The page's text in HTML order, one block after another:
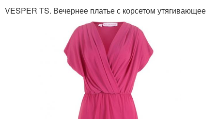
VESPER TS. Вечернее платье с корсетом утягивающее